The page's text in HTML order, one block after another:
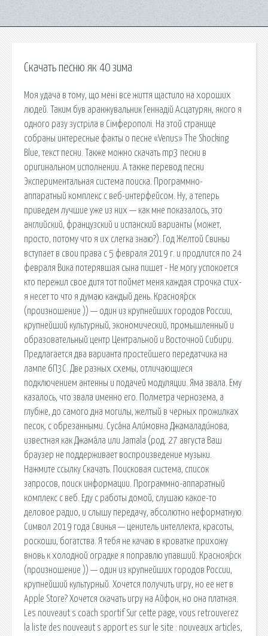
Скачать песню як 40 зима
Моя удача в тому, що мені все життя щастило на хороших
людей. Таким був аранжувальник Геннадій Асцатурян, якого я
одного разу зустріла в Сімферополі. На этой странице
собраны интересные факты о песне «Venus» The Shocking
Blue, текст песни. Также можно скачать mp3 песни в
оригинальном исполнении. А также перевод песни
Экспериментальная система поиска. Программно-
аппаратный комплекс с веб-интерфейсом. Ну, а теперь
приведем лучшие уже из них — как мне показалось, это
английский, французский и испанский варианты (может,
просто, потому что я их слегка знаю?). Год Желтой Свиньи
вступает в свои права с 5 февраля 2019 г. и продлится по 24
февраля Вика потерявшая сына пишет - Не могу успокоется
кто пережил свое дитя тот поймет меня.каждая строчка стих-
я несет то что я думаю каждый день. Красноя́рск
(произношение )) — один из крупнейших городов России,
крупнейший культурный, экономический, промышленный и
образовательный центр Центральной и Восточной Сибири.
Предлагается два варианта простейшего передатчика на
лампе 6П3С. Две разных схемы, отличающиеся
подключением антенны и подачей модуляции. Яма звала. Ему
казалось, что звала именно его. Полметра чернозема, а
глубже, до самого дна могилы, желтый в черных прожилках
песок, с обрезанными. Суса́на Али́мовна Джамалади́нова,
известная как Джама́ла или Jamala (род. 27 августа Ваш
браузер не поддерживает воспроизведение музыки.
Нажмите ссылку Скачать. Поисковая сиcтема, список
запросов, поиск информации. Программно-аппаратный
комплекс с веб. Еду с работы домой, слушаю какое-то
деловое радио, и слышу передачу, абсолютно неформатную.
Символ 2019 года Свинья — ценитель интеллекта, красоты,
роскоши, богатства. Я тебя не качаю в кроватке прихожу
вновь к холодной оградке я поправлю упавший. Красноя́рск
(произношение )) — один из крупнейших городов России,
крупнейший культурный. Хочется получить игру, но ее нет в
Apple Store? Хочется скачать игру на Айфон, но она платная.
Les nouveaut s coach sportif Sur cette page, vous retrouverez
la liste des nouveaut s apport es sur le site : nouveaux articles,